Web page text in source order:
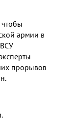
армии в
прорывов